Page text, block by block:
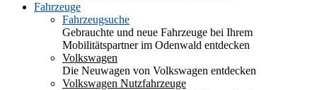
Fahrzeuge
Fahrzeugsuche
Gebrauchte und neue Fahrzeuge bei Ihrem
Mobilitätspartner im Odenwald entdecken
Volkswagen
Die Neuwagen von Volkswagen entdecken
Volkswagen Nutzfahrzeuge